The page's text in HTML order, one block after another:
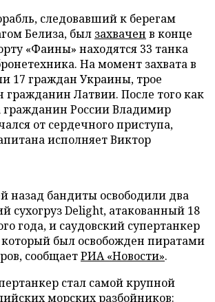
следовавший к берегам
Белиза, был захвачен в конце
«Фаины» находятся 33 танка
На момент захвата в
17 граждан Украины, трое
гражданин Латвии. После того как
гражданин России Владимир
от сердечного приступа,
исполняет Виктор
назад бандиты освободили два
сухогруз Delight, атакованный 18
года, и саудовский супертанкер
который был освобожден пиратами
сообщаетРИА «Новости».
стал самой крупной
морских разбойников: